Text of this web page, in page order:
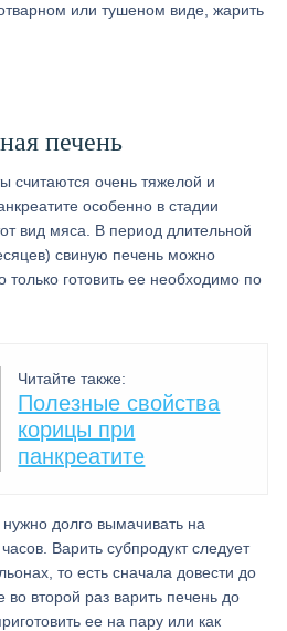
или тушеном виде, жарить
печень
считаются очень тяжелой и
особенно в стадии
вид мяса. В период длительной
свиную печень можно
только готовить ее необходимо по
Читайте также:
Полезные свойства
корицы при
панкреатите
долго вымачивать на
Варить субпродукт следует
то есть сначала довести до
во второй раз варить печень до
ее на пару или как